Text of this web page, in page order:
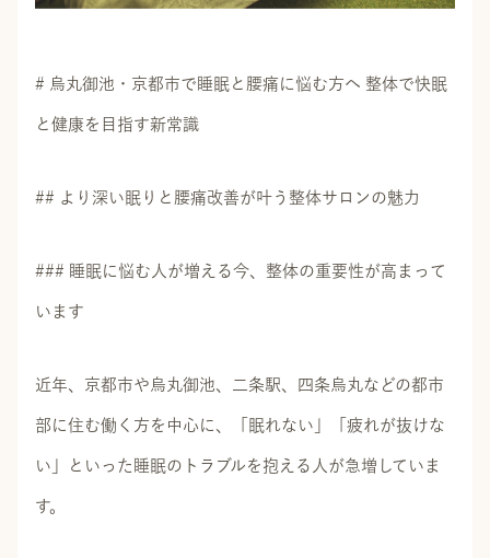
# 烏丸御池・京都市で睡眠と腰痛に悩む方へ 整体で快眠
と健康を目指す新常識
## より深い眠りと腰痛改善が叶う整体サロンの魅力
### 睡眠に悩む人が増える今、整体の重要性が高まって
います
近年、京都市や烏丸御池、二条駅、四条烏丸などの都市
部に住む働く方を中心に、「眠れない」「疲れが抜けな
い」といった睡眠のトラブルを抱える人が急増していま
す。